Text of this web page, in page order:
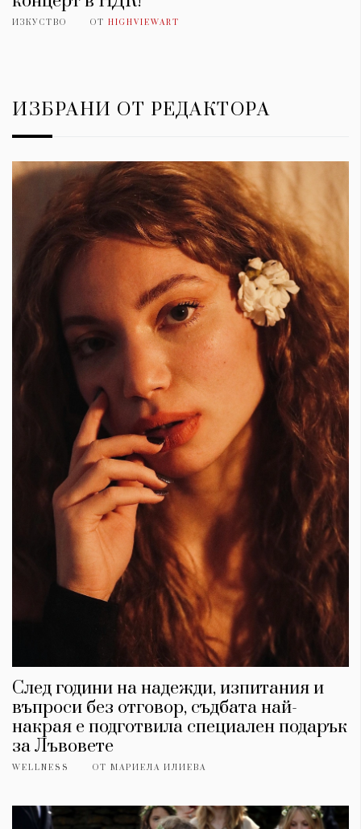
ИЗКУСТВО ОТ HIGHVIEWART
ИЗБРАНИ ОТ РЕДАКТОРА
След години на надежди, изпитания и
въпроси без отговор, съдбата най-
накрая е подготвила специален подарък
за Лъвовете
WELLNESS ОТ МАРИЕЛА ИЛИЕВА